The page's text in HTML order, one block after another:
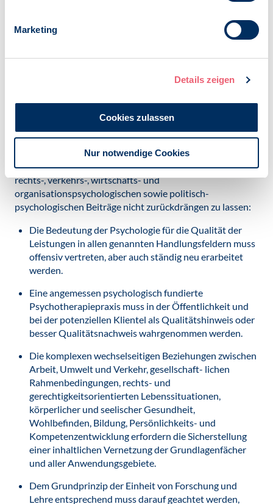
Marketing
Details zeigen
Cookies zulassen
Nur notwendige Cookies
minimieren?
und Situationsanalysen ist die beste Basis dafür,
minimieren. Es gibt zahlreiche gemeinsame Aufgaben aller
Akteure, um qualitätsgesicherte psychotherapeutische
Angebote für die Gesellschaft bereitzustellen und dabei
die ebenso wichtigen schul-, gesundheits-, umwelt-,
rechts-, verkehrs-, wirtschafts- und
organisationspsychologischen sowie politisch-
psychologischen Beiträge nicht zurückdrängen zu lassen:
Die Bedeutung der Psychologie für die Qualität der
Leistungen in allen genannten Handlungsfeldern muss
offensiv vertreten, aber auch ständig neu erarbeitet
werden.
Eine angemessen psychologisch fundierte
Psychotherapiepraxis muss in der Öffentlichkeit und
bei der potenziellen Klientel als Qualitätshinweis oder
besser Qualitätsnachweis wahrgenommen werden.
Die komplexen wechselseitigen Beziehungen zwischen
Arbeit, Umwelt und Verkehr, gesellschaft- lichen
Rahmenbedingungen, rechts- und
gerechtigkeitsorientierten Lebenssituationen,
körperlicher und seelischer Gesundheit,
Wohlbefinden, Bildung, Persönlichkeits- und
Kompetenzentwicklung erfordern die Sicherstellung
einer inhaltlichen Vernetzung der Grundlagenfächer
und aller Anwendungsgebiete.
Dem Grundprinzip der Einheit von Forschung und
Lehre entsprechend muss darauf geachtet werden,